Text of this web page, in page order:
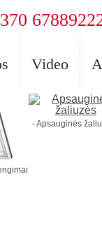
Video
- Apsauginės